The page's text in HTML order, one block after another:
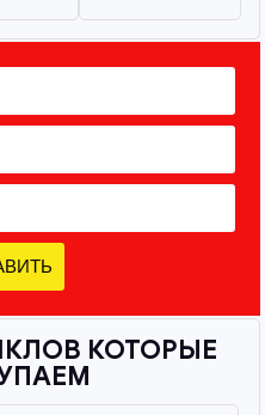
КОТОРЫЕ